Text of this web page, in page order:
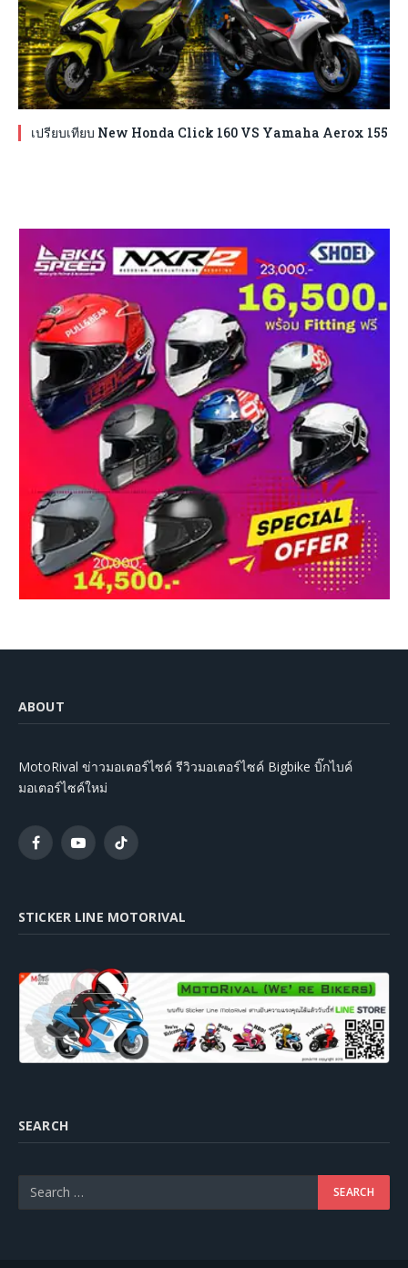
เปรียบเทียบ New Honda Click 160 VS Yamaha Aerox 155
ABOUT
MotoRival ข่าวมอเตอร์ไซค์ รีวิวมอเตอร์ไซค์ Bigbike บิ๊กไบค์
มอเตอร์ไซค์ใหม่
FacebookYouTubeTikTok
STICKER LINE MOTORIVAL
SEARCH